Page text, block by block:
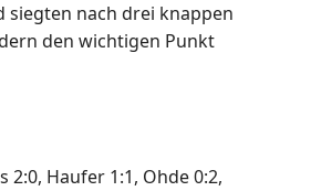
siegten nach drei knappen
den wichtigen Punkt
2:0, Haufer 1:1, Ohde 0:2,